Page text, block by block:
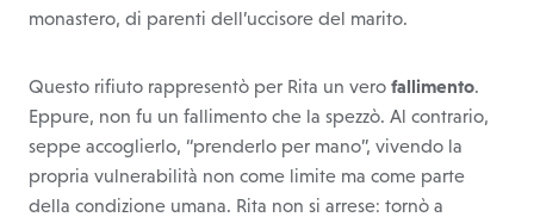
monastero, di parenti dell’uccisore del marito.
Questo rifiuto rappresentò per Rita un vero fallimento.
Eppure, non fu un fallimento che la spezzò. Al contrario,
seppe accoglierlo, “prenderlo per mano”, vivendo la
propria vulnerabilità non come limite ma come parte
della condizione umana. Rita non si arrese: tornò a